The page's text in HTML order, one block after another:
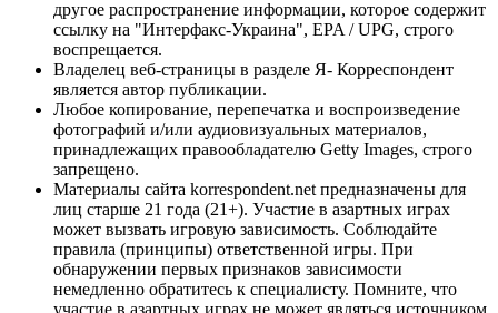
другое распространение информации, которое содержит
ссылку на "Интерфакс-Украина", EPA / UPG, строго
воспрещается.
Владелец веб-страницы в разделе Я- Корреспондент
является автор публикации.
Любое копирование, перепечатка и воспроизведение
фотографий и/или аудиовизуальных материалов,
принадлежащих правообладателю Getty Images, строго
запрещено.
Материалы сайта korrespondent.net предназначены для
лиц старше 21 года (21+). Участие в азартных играх
может вызвать игровую зависимость. Соблюдайте
правила (принципы) ответственной игры. При
обнаружении первых признаков зависимости
немедленно обратитесь к специалисту. Помните, что